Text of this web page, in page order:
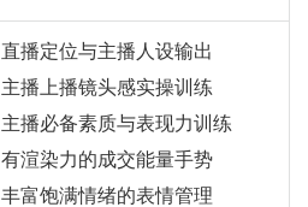
直播定位与主播人设输出
主播上播镜头感实操训练
主播必备素质与表现力训练
有渲染力的成交能量手势
丰富饱满情绪的表情管理